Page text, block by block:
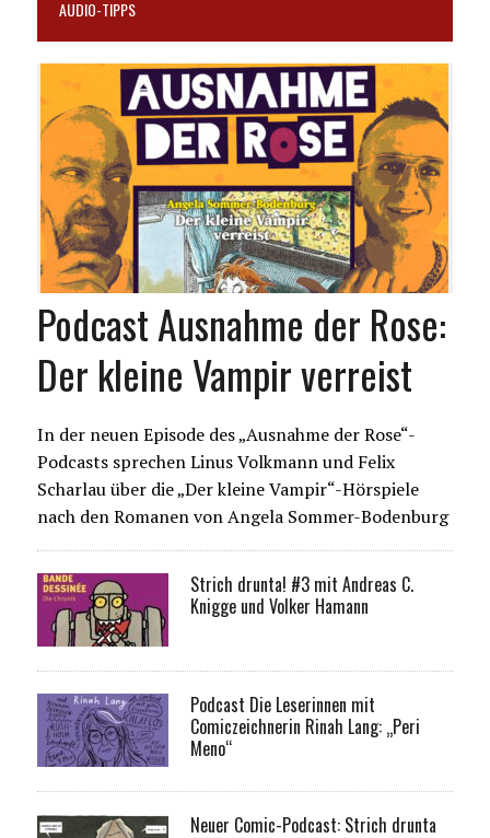
AUDIO-TIPPS
Podcast Ausnahme der Rose:
Der kleine Vampir verreist
In der neuen Episode des „Ausnahme der Rose“-
Podcasts sprechen Linus Volkmann und Felix
Scharlau über die „Der kleine Vampir“-Hörspiele
nach den Romanen von Angela Sommer-Bodenburg
Strich drunta! #3 mit Andreas C.
Knigge und Volker Hamann
Podcast Die Leserinnen mit
Comiczeichnerin Rinah Lang: „Peri
Meno“
Neuer Comic-Podcast: Strich drunta